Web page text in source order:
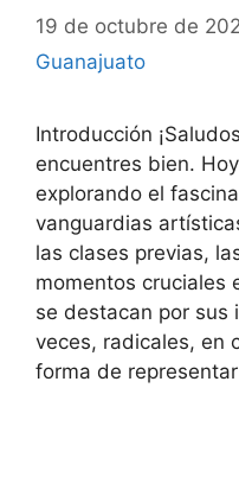
19 de octubre de
Guanajuato
Introducción
encuentres bien.
explorando el
vanguardias
las clases previas,
momentos cruciales
se destacan por sus
veces, radicales, en
forma de